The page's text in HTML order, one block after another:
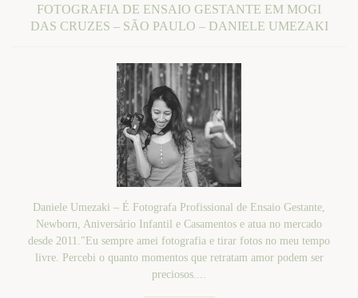
FOTOGRAFIA DE ENSAIO GESTANTE EM MOGI
DAS CRUZES – SÃO PAULO – DANIELE UMEZAKI
Daniele Umezaki – É Fotografa Profissional de Ensaio Gestante,
Newborn, Aniversário Infantil e Casamentos e atua no mercado
desde 2011."Eu sempre amei fotografia e tirar fotos no meu tempo
livre. Percebi o quanto momentos que retratam amor podem ser
preciosos....